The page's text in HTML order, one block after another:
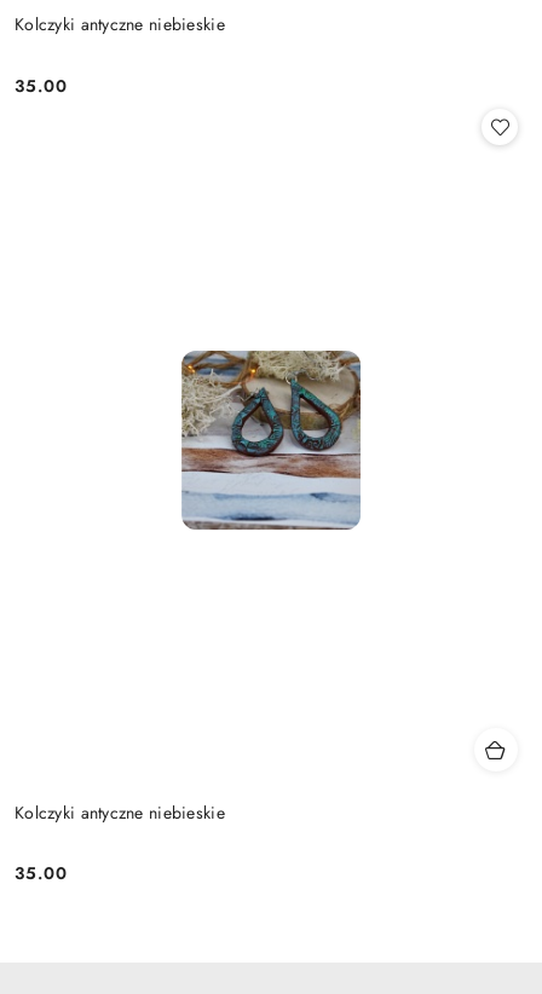
Kolczyki antyczne niebieskie
Cena:
35.00
Kolczyki antyczne niebieskie
Cena:
35.00